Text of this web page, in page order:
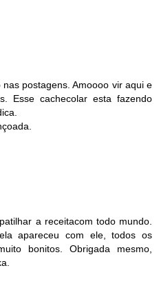
postagens. Amoooo vir aqui e
Esse cachecolar esta fazendo
a receitacom todo mundo.
apareceu com ele, todos os
bonitos. Obrigada mesmo,